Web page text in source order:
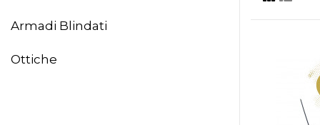
Armadi Blindati
Ottiche